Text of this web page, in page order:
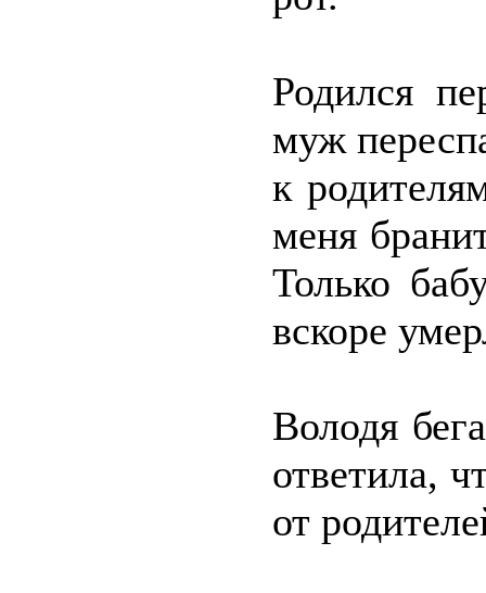
Родился
муж
к
меня
Только
вскоре
Володя
ответила,
от